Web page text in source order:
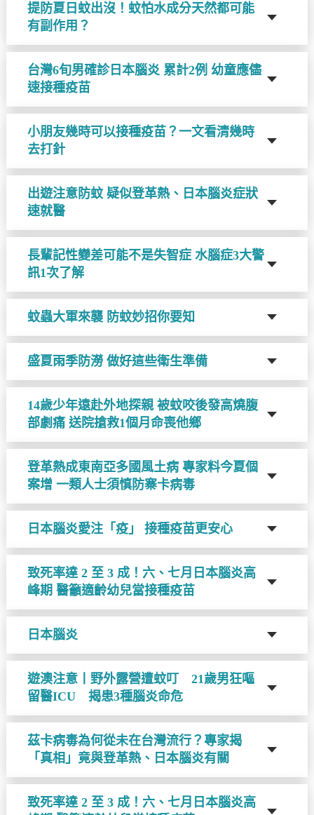
提防夏日蚊出沒！蚊怕水成分天然都可能
有副作用？
台灣6旬男確診日本腦炎 累計2例 幼童應儘
速接種疫苗
小朋友幾時可以接種疫苗？一文看清幾時
去打針
出遊注意防蚊 疑似登革熱、日本腦炎症狀
速就醫
長輩記性變差可能不是失智症 水腦症3大警
訊1次了解
蚊蟲大軍來襲 防蚊妙招你要知
盛夏雨季防澇 做好這些衛生準備
14歲少年遠赴外地探親 被蚊咬後發高燒腹
部劇痛 送院搶救1個月命喪他鄉
登革熱成東南亞多國風土病 專家料今夏個
案增 一類人士須慎防寨卡病毒
日本腦炎愛注「疫」 接種疫苗更安心
致死率達 2 至 3 成！六、七月日本腦炎高
峰期 醫籲適齡幼兒當接種疫苗
日本腦炎
遊澳注意丨野外露營遭蚊叮 21歲男狂嘔
留醫ICU 揭患3種腦炎命危
茲卡病毒為何從未在台灣流行？專家揭
「真相」竟與登革熱、日本腦炎有關
致死率達 2 至 3 成！六、七月日本腦炎高